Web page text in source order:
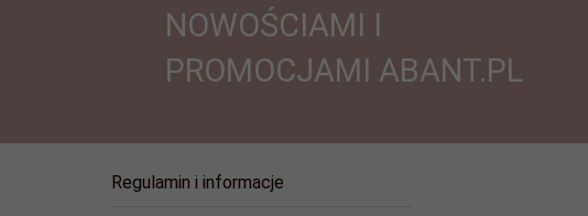
NOWOŚCIAMI I
PROMOCJAMI ABANT.PL
Regulamin i informacje